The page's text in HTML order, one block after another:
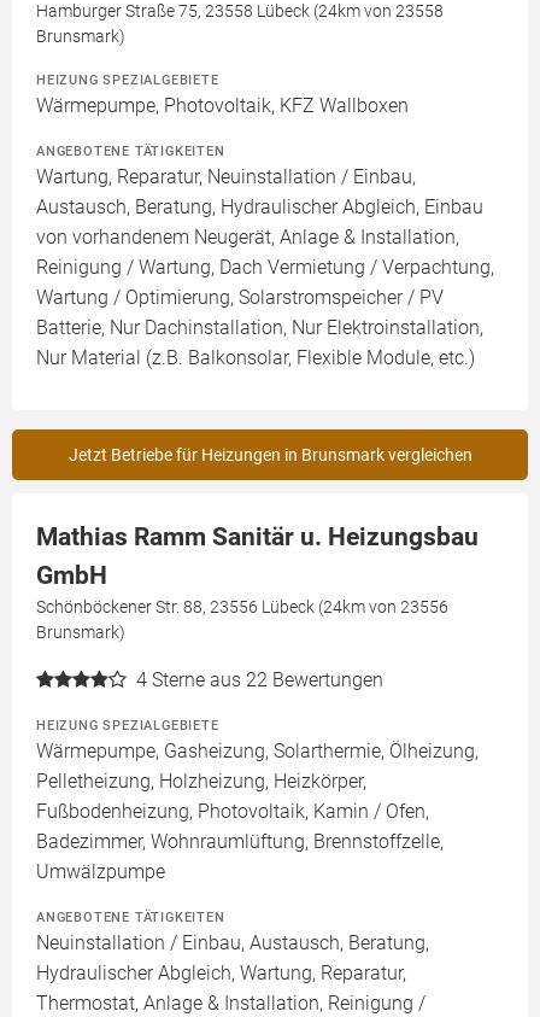
Hamburger Straße 75, 23558 Lübeck (24km von 23558
Brunsmark)
HEIZUNG SPEZIALGEBIETE
Wärmepumpe, Photovoltaik, KFZ Wallboxen
ANGEBOTENE TÄTIGKEITEN
Wartung, Reparatur, Neuinstallation / Einbau,
Austausch, Beratung, Hydraulischer Abgleich, Einbau
von vorhandenem Neugerät, Anlage & Installation,
Reinigung / Wartung, Dach Vermietung / Verpachtung,
Wartung / Optimierung, Solarstromspeicher / PV
Batterie, Nur Dachinstallation, Nur Elektroinstallation,
Nur Material (z.B. Balkonsolar, Flexible Module, etc.)
Jetzt Betriebe für Heizungen in Brunsmark vergleichen
Mathias Ramm Sanitär u. Heizungsbau
GmbH
Schönböckener Str. 88, 23556 Lübeck (24km von 23556
Brunsmark)
4 Sterne aus 22 Bewertungen
HEIZUNG SPEZIALGEBIETE
Wärmepumpe, Gasheizung, Solarthermie, Ölheizung,
Pelletheizung, Holzheizung, Heizkörper,
Fußbodenheizung, Photovoltaik, Kamin / Ofen,
Badezimmer, Wohnraumlüftung, Brennstoffzelle,
Umwälzpumpe
ANGEBOTENE TÄTIGKEITEN
Neuinstallation / Einbau, Austausch, Beratung,
Hydraulischer Abgleich, Wartung, Reparatur,
Thermostat, Anlage & Installation, Reinigung /